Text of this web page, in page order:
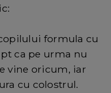
formula cu
ca pe urma nu
vine oricum, iar
cu colostrul.